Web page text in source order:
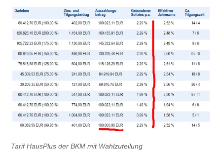
Tarif HausPlus der BKM mit Wahlzuteilung